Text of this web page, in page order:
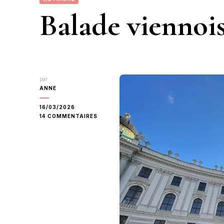
Balade
par
ANNE
16/03/2026
14 COMMENTAIRES
BALADE
VIENNOISE